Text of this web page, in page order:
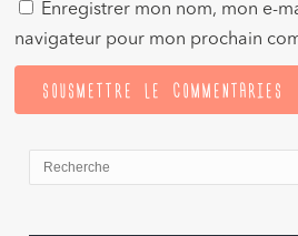
Enregistrer mon nom, mon e-
navigateur pour mon prochain